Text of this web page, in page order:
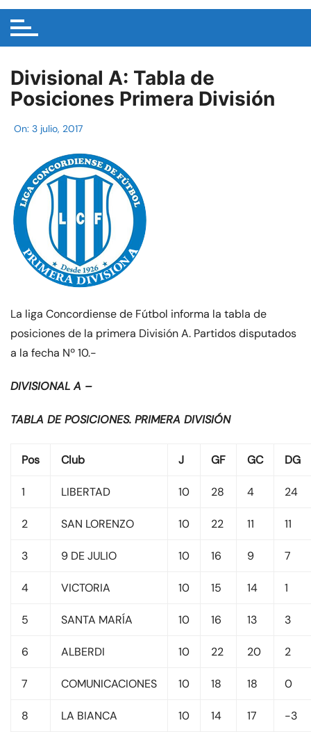
Divisional A: Tabla de
Posiciones Primera División
On: 3 julio, 2017
La liga Concordiense de Fútbol informa la tabla de
posiciones de la primera División A. Partidos disputados
a la fecha Nº 10.-
DIVISIONAL A –
TABLA DE POSICIONES. PRIMERA DIVISIÓN
Pos Club J GF GC DG
1 LIBERTAD 10 28 4 24
2 SAN LORENZO 10 22 11 11
3 9 DE JULIO 10 16 9 7
4 VICTORIA 10 15 14 1
5 SANTA MARÍA 10 16 13 3
6 ALBERDI 10 22 20 2
7 COMUNICACIONES 10 18 18 0
8 LA BIANCA 10 14 17 -3